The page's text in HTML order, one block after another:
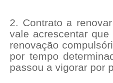
2. Contrato a
vale acrescentar
renovação
por tempo
passou a vigorar por